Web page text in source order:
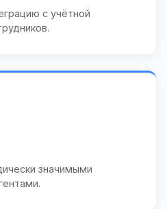
с учётной
значимыми